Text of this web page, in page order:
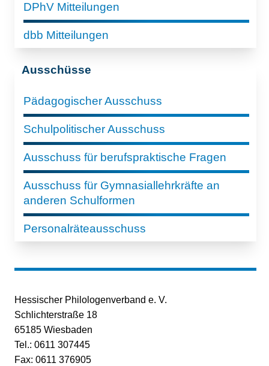
DPhV Mitteilungen
dbb Mitteilungen
Ausschüsse
Pädagogischer Ausschuss
Schulpolitischer Ausschuss
Ausschuss für berufspraktische Fragen
Ausschuss für Gymnasiallehrkräfte an
anderen Schulformen
Personalräteausschuss
Hessischer Philologenverband e. V.
Schlichterstraße 18
65185 Wiesbaden
Tel.: 0611 307445
Fax: 0611 376905